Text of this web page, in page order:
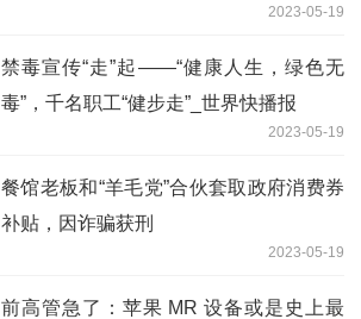
2023-05-19
禁毒宣传“走”起——“健康人生，绿色无
毒”，千名职工“健步走”_世界快播报
2023-05-19
餐馆老板和“羊毛党”合伙套取政府消费券
补贴，因诈骗获刑
2023-05-19
前高管急了：苹果 MR 设备或是史上最